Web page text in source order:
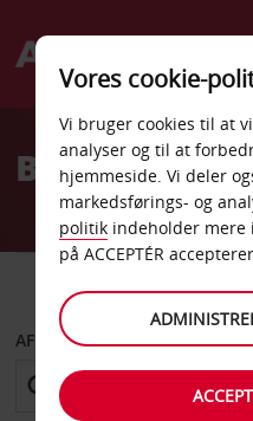
Welcome
AvisBilleje
AFHENT FRA
Vores cookie-
Vi bruger cookies til at
analyser og til at
hjemmeside. Vi deler
markedsførings- og
politik indeholder mere
på ACCEPTÉR